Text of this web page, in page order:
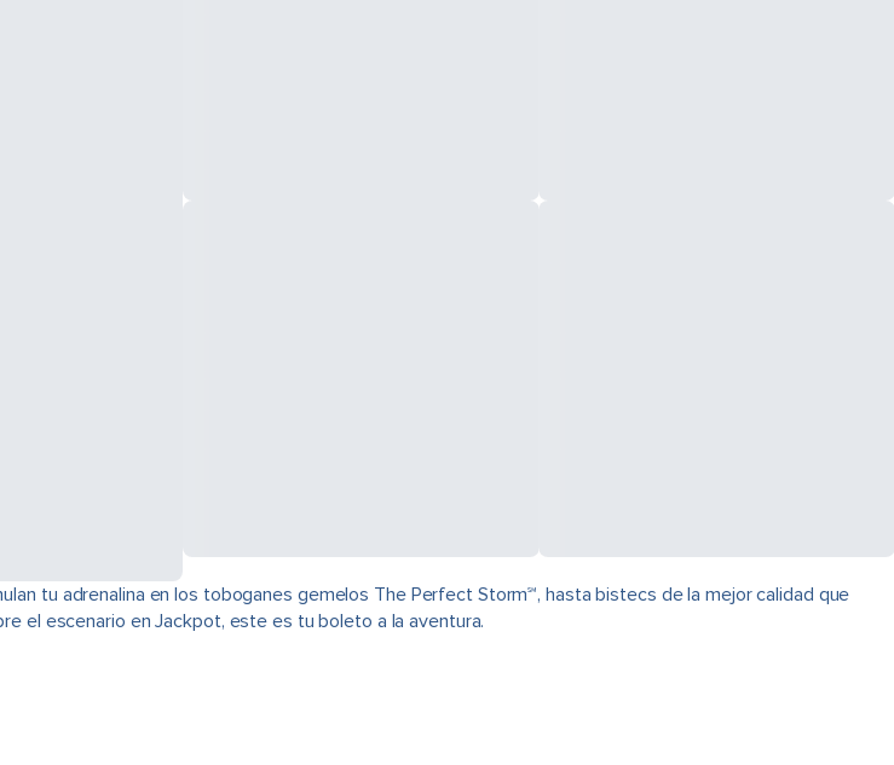
tu adrenalina en los toboganes gemelos The Perfect Storm℠, hasta bistecs de la mejor calidad que
el escenario en Jackpot, este es tu boleto a la aventura.